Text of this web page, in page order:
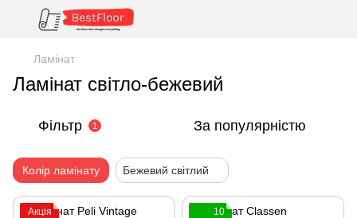
Ламінат
Ламінат світло-бежевий
Фільтр 1 За популярністю
Колір ламінату Бежевий світлий
Акція
10